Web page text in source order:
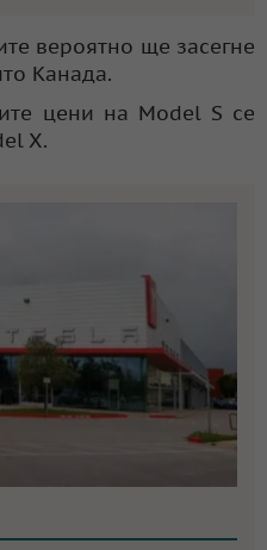
вероятно ще засегне
Канада.
цени на Model S се
X.